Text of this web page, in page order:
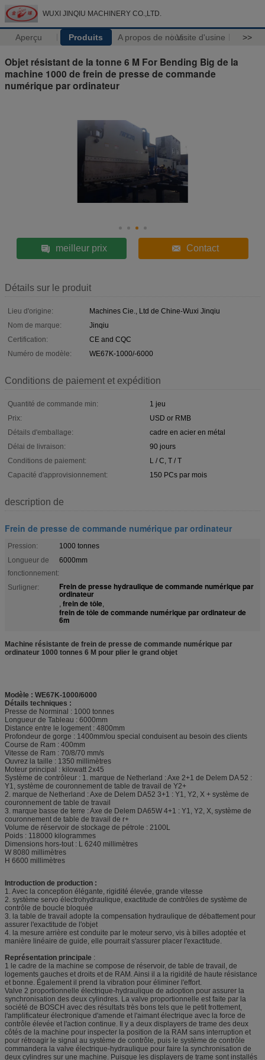
WUXI JINQIU MACHINERY CO.,LTD.
Aperçu Produits A propos de nousVisite d'usine >>
Objet résistant de la tonne 6 M For Bending Big de la
machine 1000 de frein de presse de commande
numérique par ordinateur
meilleur prix Contact
Détails sur le produit
Lieu d'origine:
Machines Cie., Ltd de Chine-Wuxi Jinqiu
Nom de marque:
Jinqiu
Certification:
CE and CQC
Numéro de modèle:
WE67K-1000/-6000
Conditions de paiement et expédition
Quantité de commande min:
1 jeu
Prix:
USD or RMB
Détails d'emballage:
cadre en acier en métal
Délai de livraison:
90 jours
Conditions de paiement:
L / C, T / T
Capacité d'approvisionnement:
150 PCs par mois
description de
Frein de presse de commande numérique par ordinateur
Pression:
1000 tonnes
Longueur de
fonctionnement:
6000mm
Surligner: Frein de presse hydraulique de commande numérique par
ordinateur
, frein de tôle,
frein de tôle de commande numérique par ordinateur de
6m
Machine résistante de frein de presse de commande numérique par
ordinateur 1000 tonnes 6 M pour plier le grand objet
Modèle : WE67K-1000/6000
Détails techniques :
Presse de Norminal : 1000 tonnes
Longueur de Tableau : 6000mm
Distance entre le logement : 4800mm
Profondeur de gorge : 1400mm/ou special conduisent au besoin des clients
Course de Ram : 400mm
Vitesse de Ram : 70/8/70 mm/s
Ouvrez la taille : 1350 millimètres
Moteur principal : kilowatt 2x45
Système de contrôleur : 1. marque de Netherland : Axe 2+1 de Delem DA 52 :
Y1, système de couronnement de table de travail de Y2+
2. marque de Netherland : Axe de Delem DA52 3+1 : Y1, Y2, X + système de
couronnement de table de travail
3. marque basse de terre : Axe de Delem DA65W 4+1 : Y1, Y2, X, système de
couronnement de table de travail de r+
Volume de réservoir de stockage de pétrole : 2100L
Poids : 118000 kilogrammes
Dimensions hors-tout : L 6240 millimètres
W 8080 millimètres
H 6600 millimètres
Introduction de production :
1. Avec la conception élégante, rigidité élevée, grande vitesse
2. système servo électrohydraulique, exactitude de contrôles de système de
contrôle de boucle bloquée
3. la table de travail adopte la compensation hydraulique de débattement pour
assurer l'exactitude de l'objet
4. la mesure arrière est conduite par le moteur servo, vis à billes adoptée et
manière linéaire de guide, elle pourrait s'assurer placer l'exactitude.
Représentation principale :
1 le cadre de la machine se compose de réservoir, de table de travail, de
logements gauches et droits et de RAM. Ainsi il a la rigidité de haute résistance
et bonne. Également il prend la vibration pour éliminer l'effort.
Valve 2 proportionnelle électrique-hydraulique de adoption pour assurer la
synchronisation des deux cylindres. La valve proportionnelle est faite par la
société de BOSCH avec des résultats très bons tels que le petit frottement,
l'amplificateur électronique d'amende et l'aimant électrique avec la force de
contrôle élevée et l'action continue. Il y a deux displayers de trame des deux
côtés de la machine pour inspecter la position de la RAM sans interruption et
pour rétroagir le signal au système de contrôle, puis le système de contrôle
commandera la valve électrique-hydraulique pour faire la synchronisation de
deux cylindres sur une machine. Puisque les displayers de trame sont installés